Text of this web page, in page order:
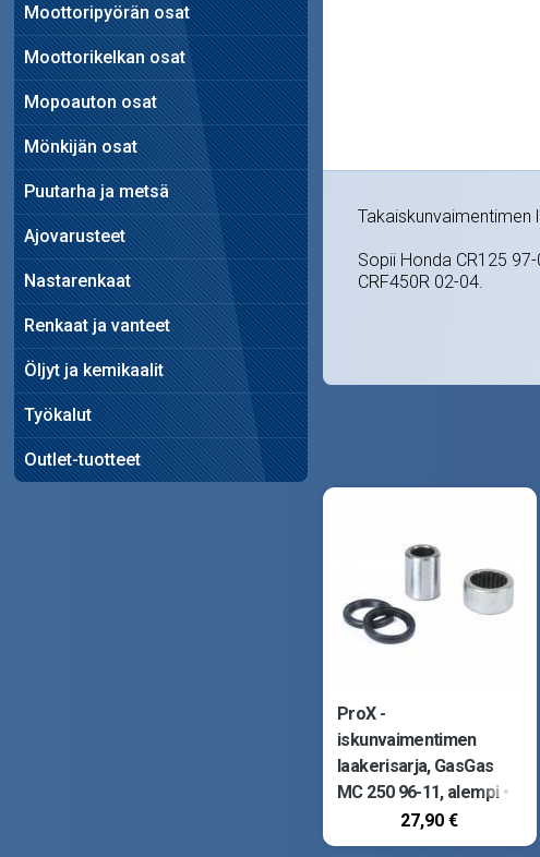
Moottoripyörän osat
Moottorikelkan osat
Mopoauton osat
Mönkijän osat
Puutarha ja metsä
Ajovarusteet
Nastarenkaat
Renkaat ja vanteet
Öljyt ja kemikaalit
Työkalut
Outlet-tuotteet
Takaiskunvaimentimen
Sopii Honda CR125
CRF450R 02-04.
ProX -
iskunvaimentimen
laakerisarja, GasGas
MC 250 96-11, alempi
ProX iskunvaimentimen
laakerisarja. ProX
27,90 €